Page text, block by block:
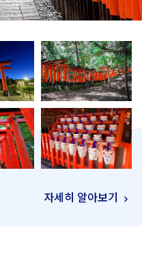
자세히 알아보기